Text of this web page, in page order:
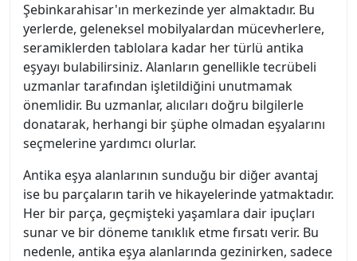
Şebinkarahisar'ın merkezinde yer almaktadır. Bu
yerlerde, geleneksel mobilyalardan mücevherlere,
seramiklerden tablolara kadar her türlü antika
eşyayı bulabilirsiniz. Alanların genellikle tecrübeli
uzmanlar tarafından işletildiğini unutmamak
önemlidir. Bu uzmanlar, alıcıları doğru bilgilerle
donatarak, herhangi bir şüphe olmadan eşyalarını
seçmelerine yardımcı olurlar.
Antika eşya alanlarının sunduğu bir diğer avantaj
ise bu parçaların tarih ve hikayelerinde yatmaktadır.
Her bir parça, geçmişteki yaşamlara dair ipuçları
sunar ve bir döneme tanıklık etme fırsatı verir. Bu
nedenle, antika eşya alanlarında gezinirken, sadece